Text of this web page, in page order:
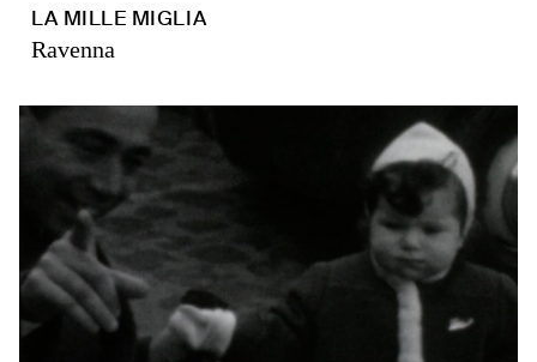
LA MILLE MIGLIA
Ravenna